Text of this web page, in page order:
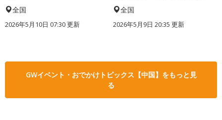
全国
2026年5月10日 07:30 更新
全国
2026年5月9日 20:35 更新
GWイベント・おでかけトピックス【中国】をもっと見
る